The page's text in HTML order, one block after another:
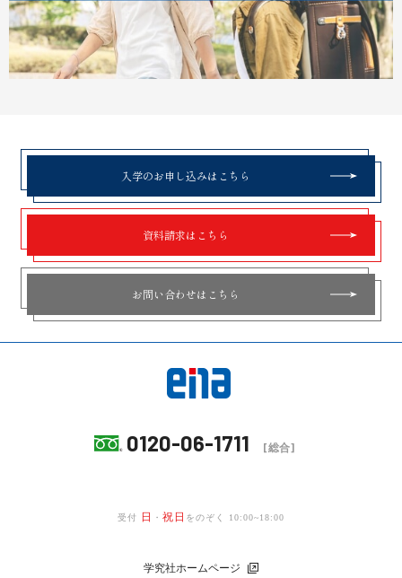
入学のお申し込みはこちら
資料請求はこちら
お問い合わせはこちら
0120-06-1711 [総合]
受付 日 ・ 祝日 をのぞく 10:00~18:00
学究社ホームページ